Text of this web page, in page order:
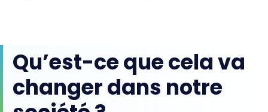
Qu’est-ce que cela va
changer dans notre